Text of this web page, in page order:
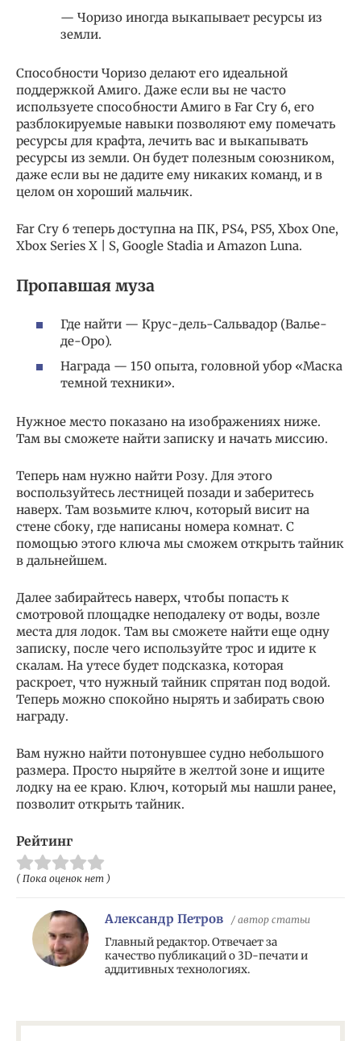
— Чоризо иногда выкапывает ресурсы из
земли.
Способности Чоризо делают его идеальной
поддержкой Амиго. Даже если вы не часто
используете способности Амиго в Far Cry 6, его
разблокируемые навыки позволяют ему помечать
ресурсы для крафта, лечить вас и выкапывать
ресурсы из земли. Он будет полезным союзником,
даже если вы не дадите ему никаких команд, и в
целом он хороший мальчик.
Far Cry 6 теперь доступна на ПК, PS4, PS5, Xbox One,
Xbox Series X | S, Google Stadia и Amazon Luna.
Пропавшая муза
Где найти — Крус-дель-Сальвадор (Валье-
де-Оро).
Награда — 150 опыта, головной убор «Маска
темной техники».
Нужное место показано на изображениях ниже.
Там вы сможете найти записку и начать миссию.
Теперь нам нужно найти Розу. Для этого
воспользуйтесь лестницей позади и заберитесь
наверх. Там возьмите ключ, который висит на
стене сбоку, где написаны номера комнат. С
помощью этого ключа мы сможем открыть тайник
в дальнейшем.
Далее забирайтесь наверх, чтобы попасть к
смотровой площадке неподалеку от воды, возле
места для лодок. Там вы сможете найти еще одну
записку, после чего используйте трос и идите к
скалам. На утесе будет подсказка, которая
раскроет, что нужный тайник спрятан под водой.
Теперь можно спокойно нырять и забирать свою
награду.
Вам нужно найти потонувшее судно небольшого
размера. Просто ныряйте в желтой зоне и ищите
лодку на ее краю. Ключ, который мы нашли ранее,
позволит открыть тайник.
Рейтинг
( Пока оценок нет )
Александр Петров / автор статьи
Главный редактор. Отвечает за
качество публикаций о 3D-печати и
аддитивных технологиях.